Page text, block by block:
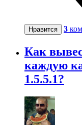
Нравится 3
Как
каждую
1.5.5.1?